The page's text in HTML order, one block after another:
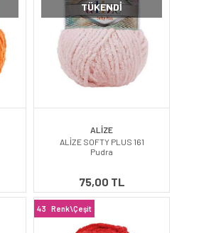
TÜKENDI
ALİZE
ALİZE SOFTY PLUS 161
Pudra
75,00 TL
43 Renk\Çeşit